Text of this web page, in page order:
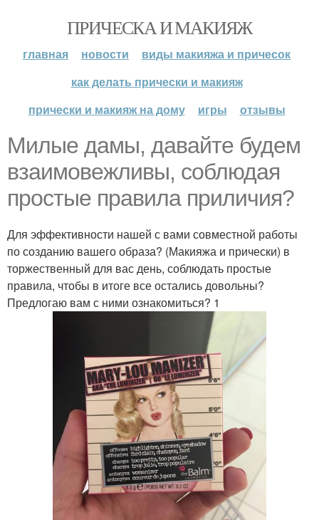
ПРИЧЕСКА И МАКИЯЖ
главная новости
виды макияжа и причесок
как делать прически и макияж
прически и макияж на дому
игры отзывы
Милые дамы, давайте будем
взаимовежливы, соблюдая
простые правила приличия?
Для эффективности нашей с вами совместной работы
по созданию вашего образа? (Макияжа и прически) в
торжественный для вас день, соблюдать простые
правила, чтобы в итоге все остались довольны?
Предлогаю вам с ними ознакомиться? 1